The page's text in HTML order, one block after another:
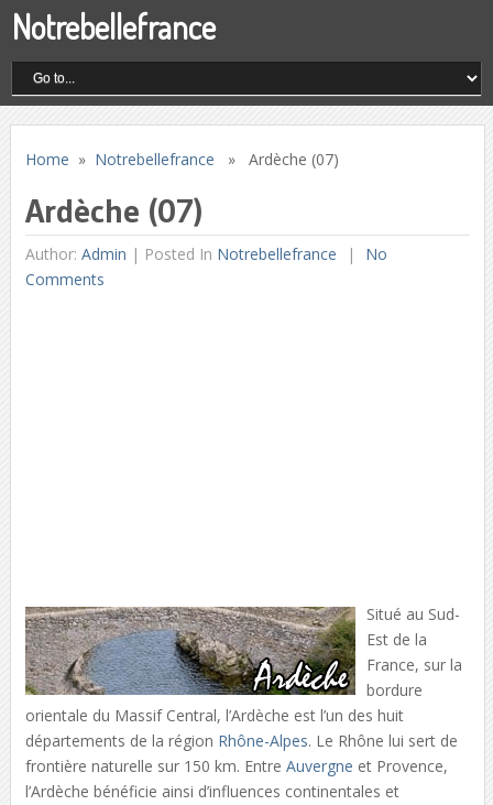
Notrebellefrance
Home » Notrebellefrance » Ardèche (07)
Ardèche (07)
Author: Admin | Posted In Notrebellefrance
No
Comments
Situé au Sud-
Est de la
France, sur la
bordure
orientale du Massif Central, l’Ardèche est l’un des huit
départements de la région Rhône-Alpes. Le Rhône lui sert de
frontière naturelle sur 150 km. Entre Auvergne et Provence,
l’Ardèche bénéficie ainsi d’influences continentales et